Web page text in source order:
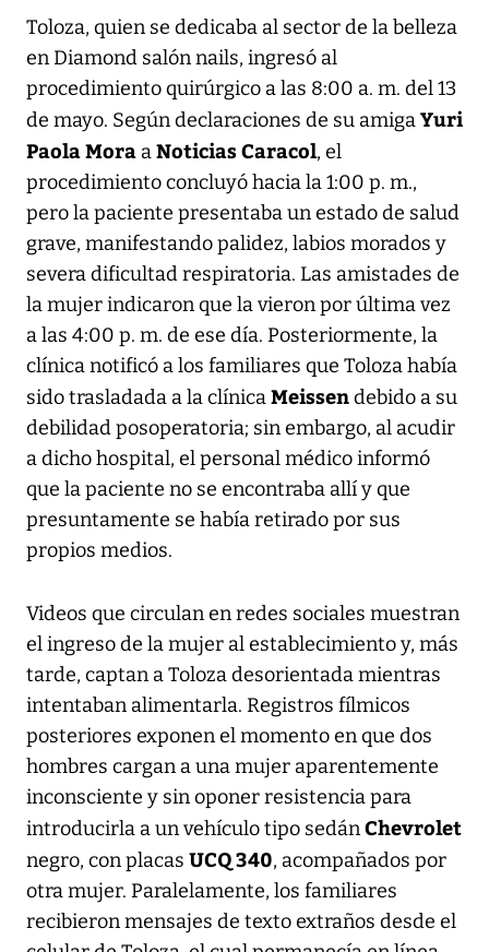
Toloza, quien se dedicaba al sector de la belleza
en Diamond salón nails, ingresó al
procedimiento quirúrgico a las 8:00 a. m. del 13
de mayo. Según declaraciones de su amigaYuri
Paola Mora aNoticias Caracol, el
procedimiento concluyó hacia la 1:00 p. m.,
pero la paciente presentaba un estado de salud
grave, manifestando palidez, labios morados y
severa dificultad respiratoria. Las amistades de
la mujer indicaron que la vieron por última vez
a las 4:00 p. m. de ese día. Posteriormente, la
clínica notificó a los familiares que Toloza había
sido trasladada a la clínicaMeissendebido a su
debilidad posoperatoria; sin embargo, al acudir
a dicho hospital, el personal médico informó
que la paciente no se encontraba allí y que
presuntamente se había retirado por sus
propios medios.
Videos que circulan en redes sociales muestran
el ingreso de la mujer al establecimiento y, más
tarde, captan a Toloza desorientada mientras
intentaban alimentarla. Registros fílmicos
posteriores exponen el momento en que dos
hombres cargan a una mujer aparentemente
inconsciente y sin oponer resistencia para
introducirla a un vehículo tipo sedánChevrolet
negro, con placas UCQ 340, acompañados por
otra mujer. Paralelamente, los familiares
recibieron mensajes de texto extraños desde el